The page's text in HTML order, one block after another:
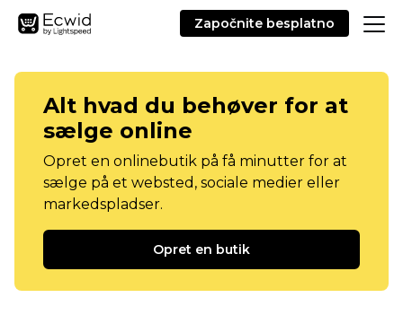
Započnite besplatno
Alt hvad du behøver for at
sælge online
Opret en onlinebutik på få minutter for at
sælge på et websted, sociale medier eller
markedspladser.
Opret en butik